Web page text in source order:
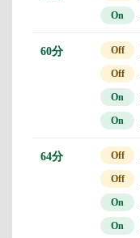
On
60分 Off
Off
On
On
64分 Off
Off
On
On